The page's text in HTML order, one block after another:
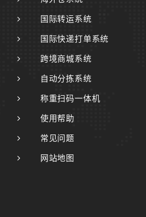
国际转运系统
国际快递打单系统
跨境商城系统
自动分拣系统
称重扫码一体机
使用帮助
常见问题
网站地图